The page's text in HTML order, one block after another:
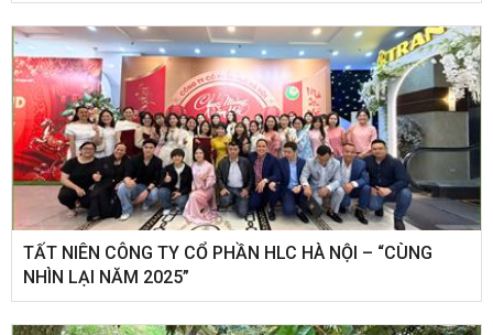
​TẤT NIÊN CÔNG TY CỔ PHẦN HLC HÀ NỘI – “CÙNG
NHÌN LẠI NĂM 2025”